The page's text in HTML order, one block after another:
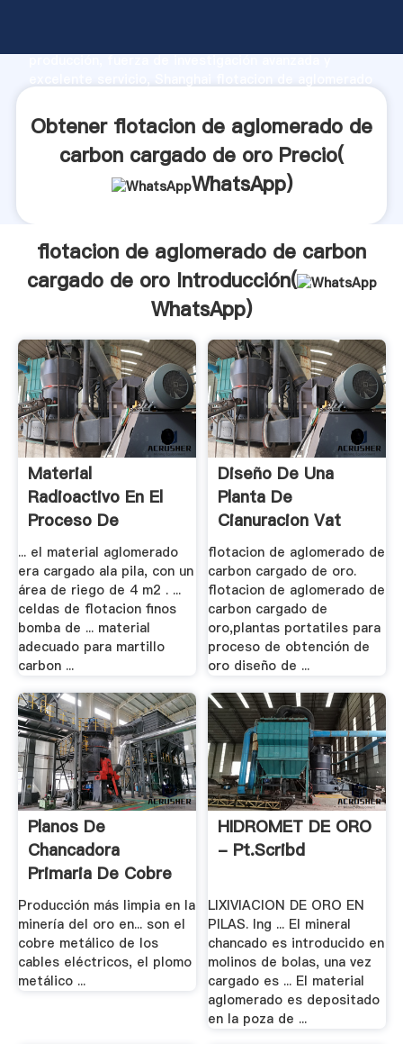
producción, fuerza de investigación avanzada y
aporta valores a todos los clientes.
Obtener flotacion de aglomerado de
carbon cargado de oro Precio(
WhatsApp)
flotacion de aglomerado de carbon
cargado de oro Introducción(
WhatsApp)
Material
Radioactivo En El
Proceso De
Lixiviacion
... el material aglomerado
era cargado ala pila, con un
área de riego de 4 m2 . ...
celdas de flotacion finos
bomba de ... material
adecuado para martillo
carbon ...
Diseño De Una
Planta De
Cianuracion Vat
Leaching
flotacion de aglomerado de
carbon cargado de oro.
flotacion de aglomerado de
carbon cargado de
oro,plantas portatiles para
proceso de obtención de
oro diseño de ...
Planos De
Chancadora
Primaria De Cobre
Pdf - .
Producción más limpia en la
minería del oro en... son el
cobre metálico de los
cables eléctricos, el plomo
metálico ...
HIDROMET DE ORO
- Pt.scribd
LIXIVIACION DE ORO EN
PILAS. Ing ... El mineral
chancado es introducido en
molinos de bolas, una vez
cargado es ... El material
aglomerado es depositado
en la poza de ...